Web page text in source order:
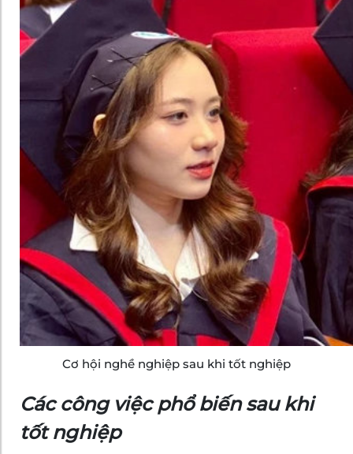
Cơ hội nghề nghiệp sau khi tốt nghiệp
Các công việc phổ biến sau khi
tốt nghiệp